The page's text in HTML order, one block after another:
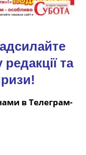
та
в Телеграм-